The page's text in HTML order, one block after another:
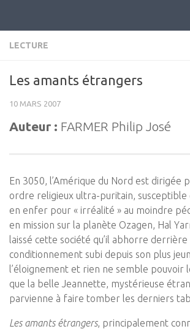
LECTURE
Les amants étrangers
10 MARS 2007
Auteur : FARMER Philip José
En 3050, l’Amérique du Nord est dirigée
ordre religieux ultra-puritain, susceptible
en enfer pour « irréalité » au moindre
en mission sur la planète Ozagen, Hal
laissé cette société qu’il abhorre derrière
conditionnement subi depuis son plus
l’éloignement et rien ne semble pouvoir
que la belle Jeannette, mystérieuse
parvienne à faire tomber les derniers
Les amants étrangers, principalement